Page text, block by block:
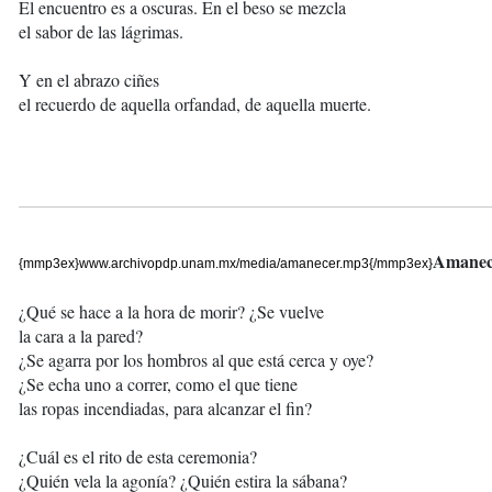
El encuentro es a oscuras. En el beso se mezcla
el sabor de las lágrimas.
Y en el abrazo ciñes
el recuerdo de aquella orfandad, de aquella muerte.
{mmp3ex}www.archivopdp.unam.mx/media/amanecer.mp3{/mmp3ex}
¿Qué se hace a la hora de morir? ¿Se vuelve
la cara a la pared?
¿Se agarra por los hombros al que está cerca y oye?
¿Se echa uno a correr, como el que tiene
las ropas incendiadas, para alcanzar el fin?
¿Cuál es el rito de esta ceremonia?
¿Quién vela la agonía? ¿Quién estira la sábana?